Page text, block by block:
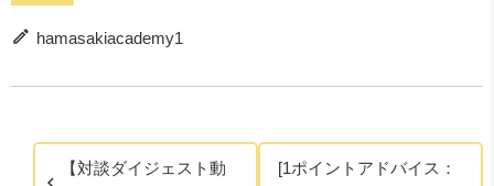
hamasakiacademy1
【対談ダイジェスト動
[1ポイントアドバイス：